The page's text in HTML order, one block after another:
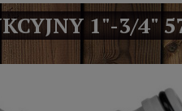
1"-3/4"